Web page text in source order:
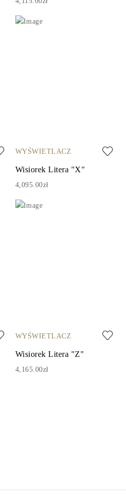
WYŚWIETLACZ
Wisiorek Litera "X"
4,095.00zł
WYŚWIETLACZ
Wisiorek Litera "Z"
4,165.00zł